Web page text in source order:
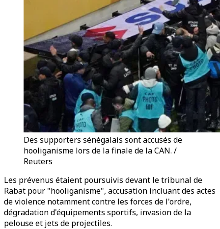
Des supporters sénégalais sont accusés de
hooliganisme lors de la finale de la CAN. /
Reuters
Les prévenus étaient poursuivis devant le tribunal de
Rabat pour "hooliganisme", accusation incluant des actes
de violence notamment contre les forces de l'ordre,
dégradation d'équipements sportifs, invasion de la
pelouse et jets de projectiles.